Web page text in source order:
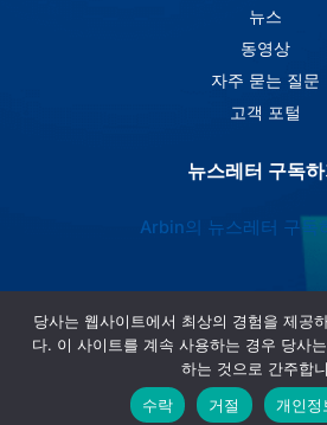
뉴스
동영상
자주 묻는 질문
고객 포털
뉴스레터 구독
Arbin의 뉴스레터 구독
당사는 웹사이트에서 최상의 경험을 제공
다. 이 사이트를 계속 사용하는 경우 당사
하는 것으로 간주합
수락
거절 개인정